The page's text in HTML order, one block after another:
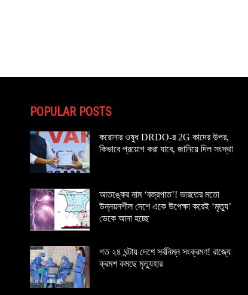
POPULAR POSTS
করোনার ওষুধ DRDO-র 2G কাদের উপর,
কিভাবে প্রয়োগ করা যাবে, জানিয়ে দিল সংস্থা
আতঙ্কের নাম ‘বজ্রপাত’! ভারতের মতো
উন্নয়নশীল দেশে একে উপেক্ষা করেই ‘মৃত্যু’
ডেকে আনা হচ্ছে
গত ২৪ ঘন্টায় দেশে সর্বনিম্ন সংক্রমণ! রাজ্যে
ক্রমশ কমছে মৃত্যুহার